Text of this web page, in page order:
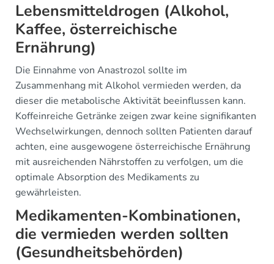
Lebensmitteldrogen (Alkohol,
Kaffee, österreichische
Ernährung)
Die Einnahme von Anastrozol sollte im
Zusammenhang mit Alkohol vermieden werden, da
dieser die metabolische Aktivität beeinflussen kann.
Koffeinreiche Getränke zeigen zwar keine signifikanten
Wechselwirkungen, dennoch sollten Patienten darauf
achten, eine ausgewogene österreichische Ernährung
mit ausreichenden Nährstoffen zu verfolgen, um die
optimale Absorption des Medikaments zu
gewährleisten.
Medikamenten-Kombinationen,
die vermieden werden sollten
(Gesundheitsbehörden)